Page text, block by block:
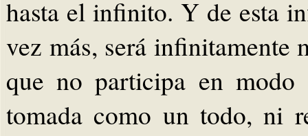
hasta el infinito. Y de esta
vez más, será
que no participa en
tomada como un todo, ni